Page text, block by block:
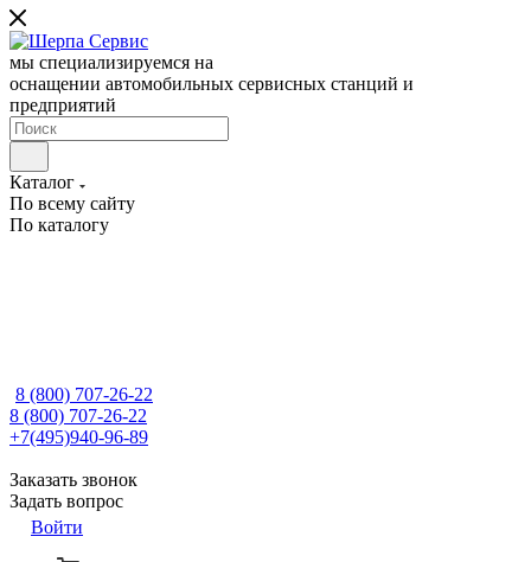
мы специализируемся на
оснащении автомобильных сервисных станций и
предприятий
Каталог
По всему сайту
По каталогу
8 (800) 707-26-22
8 (800) 707-26-22
+7(495)940-96-89
Заказать звонок
Задать вопрос
Войти